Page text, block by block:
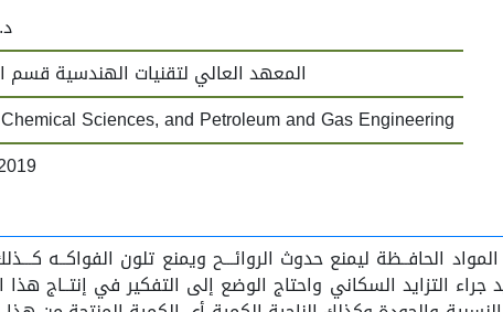
المعهد العالي لتقنيات الهندسية قسم
Sciences, and Petroleum and Gas Engineering
الحافــظة ليمنع حدوث الروائـــح ويمنع تلون الفواكــه
التزايد السكاني واحتاج الوضع إلى التفكير في إنتــاج هذا